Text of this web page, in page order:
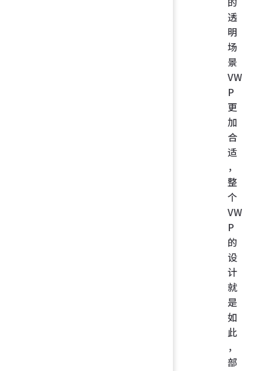
透
明
场
景
VW
P
更
加
合
适
，
整
个
VW
P
的
设
计
就
是
如
此
，
部